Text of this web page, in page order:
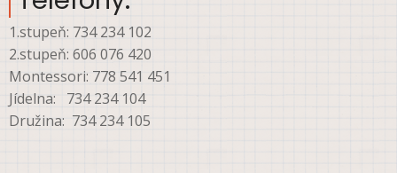
1.stupeň: 734 234 102
2.stupeň: 606 076 420
Montessori: 778 541 451
Jídelna: 734 234 104
Družina: 734 234 105